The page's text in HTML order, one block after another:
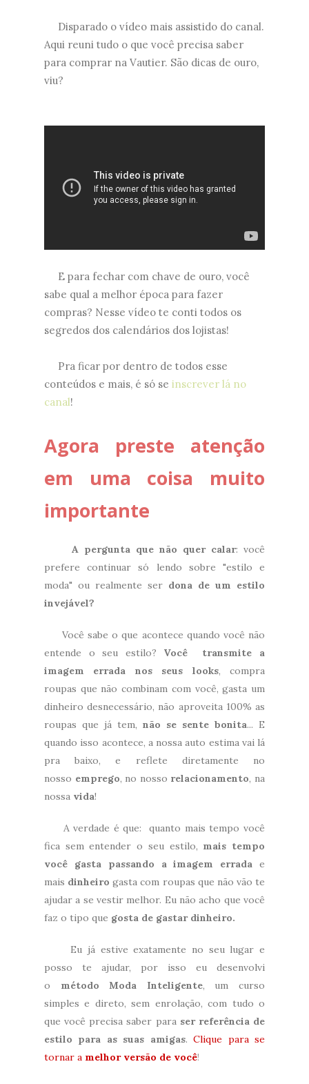
Disparado o vídeo mais assistido do canal.
Aqui reuni tudo o que você precisa saber
para comprar na Vautier. São dicas de ouro,
viu?
E para fechar com chave de ouro, você
sabe qual a melhor época para fazer
compras? Nesse vídeo te conti todos os
segredos dos calendários dos lojistas!
Pra ficar por dentro de todos esse
conteúdos e mais, é só se inscrever lá no
canal!
Agora preste atenção
em uma coisa muito
importante
A pergunta que não quer calar: você
prefere continuar só lendo sobre "estilo e
moda" ou realmente ser dona de um estilo
invejável?
Você sabe o que acontece quando você não
entende o seu estilo? Você transmite a
imagem errada nos seus looks, compra
roupas que não combinam com você, gasta um
dinheiro desnecessário, não aproveita 100% as
roupas que já tem, não se sente bonita... E
quando isso acontece, a nossa auto estima vai lá
pra baixo, e reflete diretamente no
nosso emprego, no nosso relacionamento, na
nossa vida!
A verdade é que: quanto mais tempo você
fica sem entender o seu estilo, mais tempo
você gasta passando a imagem errada e
mais dinheirogasta com roupas que não vão te
ajudar a se vestir melhor. Eu não acho que você
faz o tipo que gosta de gastar dinheiro.
Eu já estive exatamente no seu lugar e
posso te ajudar, por isso eu desenvolvi
o método Moda Inteligente, um curso
simples e direto, sem enrolação, com tudo o
que você precisa saber para ser referência de
estilo para as suas amigas.Clique para se
tornar a melhor versão de você!